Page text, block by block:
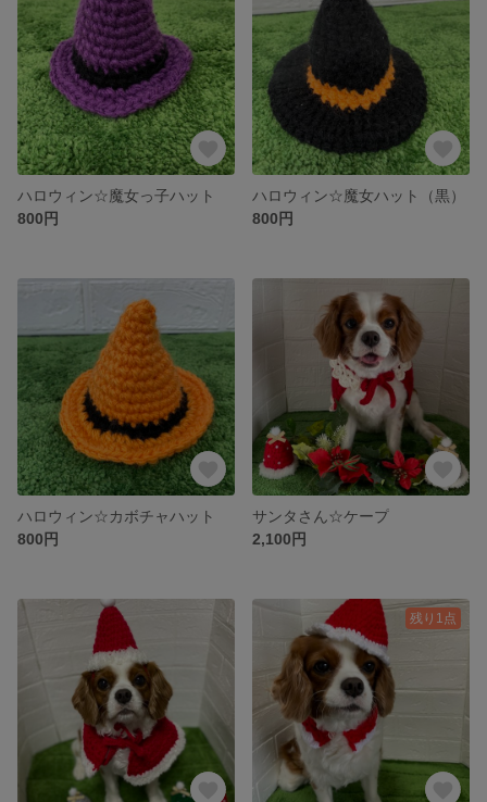
ハロウィン☆魔女っ子ハット
800円
ハロウィン☆魔女ハット（黒）
800円
ハロウィン☆カボチャハット
800円
サンタさん☆ケープ
2,100円
残り1点